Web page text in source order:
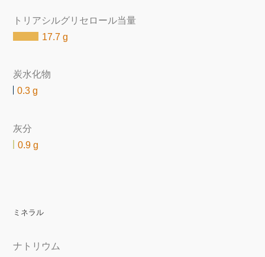
トリアシルグリセロール当量
17.7 g
炭水化物
0.3 g
灰分
0.9 g
ミネラル
ナトリウム